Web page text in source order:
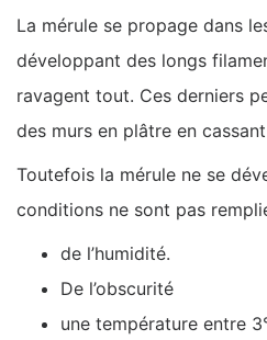
La mérule se propage dans
développant des longs
ravagent tout. Ces derniers
des murs en plâtre en
Toutefois la mérule ne se
conditions ne sont pas
de l’humidité.
De l’obscurité
une température entre